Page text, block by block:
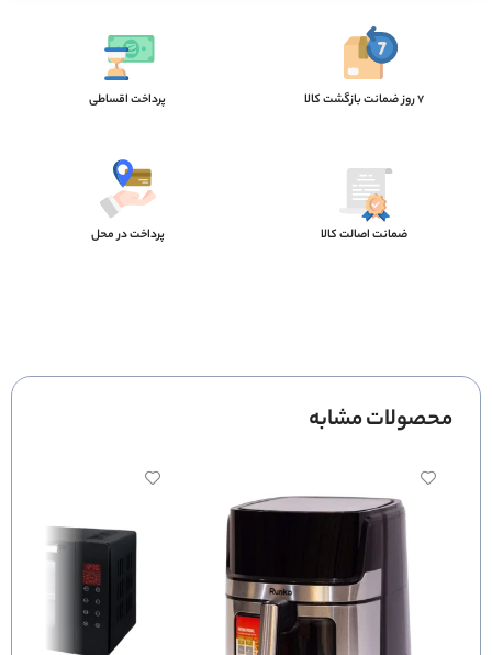
7 روز ضمانت بازگشت کالا پرداخت اقساطی
ضمانت اصالت کالا پرداخت در محل
محصولات مشابه